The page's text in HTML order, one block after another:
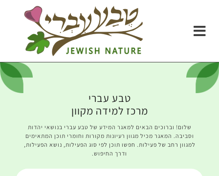
טבע עברי
מרכז למידה מקוון
שלום! וברוכים הבאים למאגר המידע של טבע עברי בנושאי יהדות
וסביבה. המאגר מכיל מגוון רעיונות מקורות וחומרי תוכן המתאימים
למגוון רחב של פעילות. חפשו תוכן לפי סוג הפעילות, נושא הפעילות,
ודרך החיפוש.